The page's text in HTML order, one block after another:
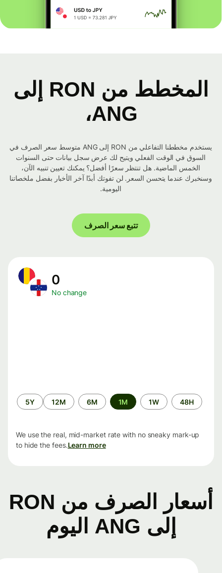
المخطط من RON إلى
ANG،
يستخدم مخططنا التفاعلي من RON إلى ANG متوسط ​​سعر الصرف في
السوق في الوقت الفعلي ويتيح لك عرض سجل بيانات حتى السنوات
الخمس الماضية. هل تنتظر سعرًا أفضل؟ يمكنك تعيين تنبيه الآن،
وسنخبرك عندما يتحسن السعر. لن تفوتك أبدًا آخر الأخبار بفضل ملخصاتنا
اليومية.
تتبع سعر الصرف
No change
الفترة
الزمنية
48H
1W
1M
6M
12M
5Y
We use the real, mid-market rate with no sneaky mark-up
to hide the fees.Learn more
أسعار الصرف من RON
إلى ANG اليوم